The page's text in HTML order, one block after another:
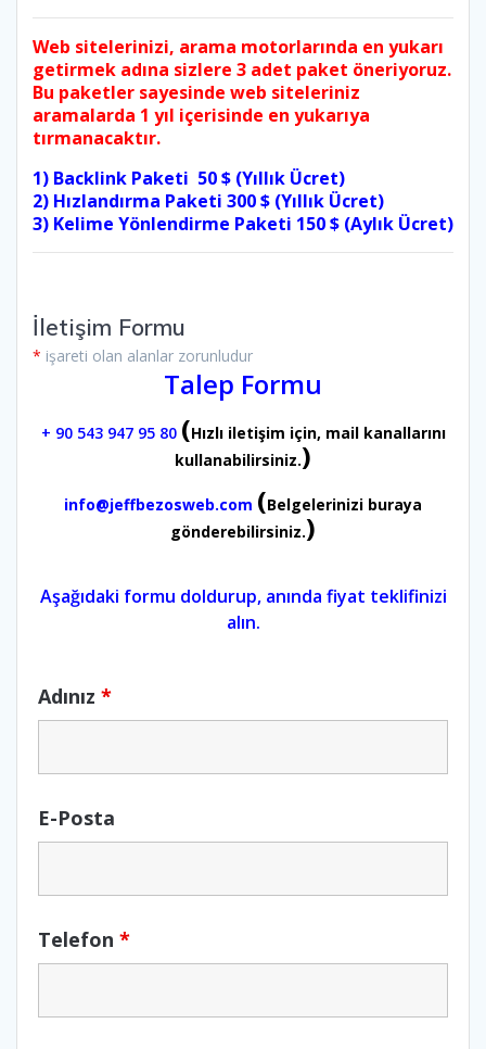
Web sitelerinizi, arama motorlarında en yukarı
getirmek adına sizlere 3 adet paket öneriyoruz.
Bu paketler sayesinde web siteleriniz
aramalarda 1 yıl içerisinde en yukarıya
tırmanacaktır.
1) Backlink Paketi 50 $ (Yıllık Ücret)
2) Hızlandırma Paketi 300 $ (Yıllık Ücret)
3) Kelime Yönlendirme Paketi 150 $ (Aylık Ücret)
İletişim Formu
* işareti olan alanlar zorunludur
Talep Formu
+ 90 543 947 95 80 (Hızlı iletişim için, mail kanallarını
kullanabilirsiniz.)
info@jeffbezosweb.com (Belgelerinizi buraya
gönderebilirsiniz.)
Aşağıdaki formu doldurup, anında fiyat teklifinizi
alın.
Adınız *
E-Posta
Telefon *